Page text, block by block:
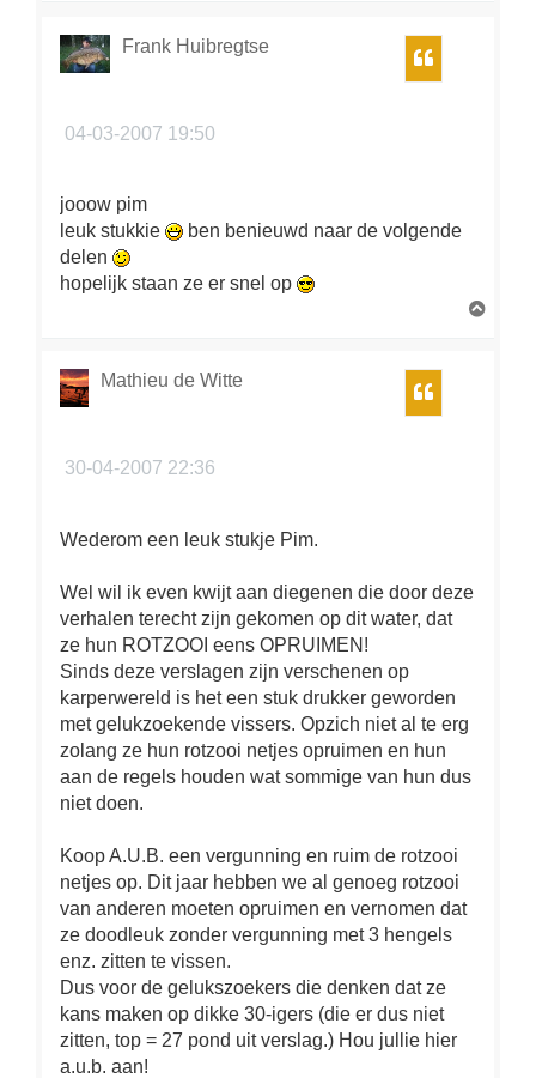
Frank Huibregtse
Citeer
04-03-2007 19:50
jooow pim
leuk stukkie
ben benieuwd naar de volgende
delen
hopelijk staan ze er snel op
Mathieu de Witte
Citeer
30-04-2007 22:36
Wederom een leuk stukje Pim.
Wel wil ik even kwijt aan diegenen die door deze
verhalen terecht zijn gekomen op dit water, dat
ze hun ROTZOOI eens OPRUIMEN!
Sinds deze verslagen zijn verschenen op
karperwereld is het een stuk drukker geworden
met gelukzoekende vissers. Opzich niet al te erg
zolang ze hun rotzooi netjes opruimen en hun
aan de regels houden wat sommige van hun dus
niet doen.
Koop A.U.B. een vergunning en ruim de rotzooi
netjes op. Dit jaar hebben we al genoeg rotzooi
van anderen moeten opruimen en vernomen dat
ze doodleuk zonder vergunning met 3 hengels
enz. zitten te vissen.
Dus voor de gelukszoekers die denken dat ze
kans maken op dikke 30-igers (die er dus niet
zitten, top = 27 pond uit verslag.) Hou jullie hier
a.u.b. aan!